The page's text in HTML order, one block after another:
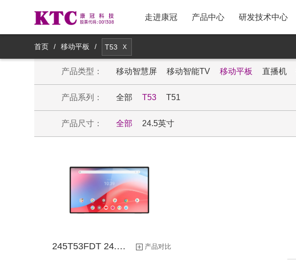
走进康冠 产品中心 研发技术中心
新品推荐
主流电视产品
创新电视产品
商用显示产品
智能镜显产品
移动智显产品
P25AYF 投影仪
采购政策与流程
物料采购与联系
投诉与反馈
供应商注册
股票信息
公司治理
公司公告
投资者交流
社会责任
集团战略
基础信息
首页 / 移动平板 / T53 X
产品类型： 移动智慧屏 移动智能TV 移动平板 直播机
产品系列： 全部 T53 T51
产品尺寸： 全部 24.5英寸
245T53FDT 24.5英寸 产品对比